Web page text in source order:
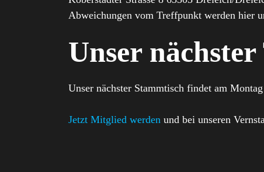
Abweichungen vom Treffpunkt werden hier
Unser
Unser nächster Stammtisch findet am
Jetzt Mitglied werden und bei unseren